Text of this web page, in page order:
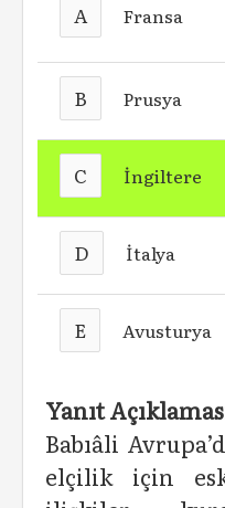
A Fransa
B Prusya
C İngiltere
D İtalya
E Avusturya
Yanıt
Babıâli
elçilik için